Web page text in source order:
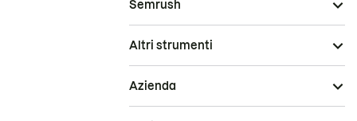
Semrush
Altri strumenti
Azienda